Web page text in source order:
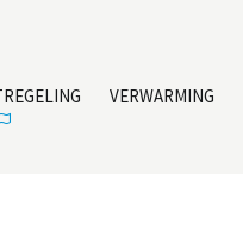
VERWARMING